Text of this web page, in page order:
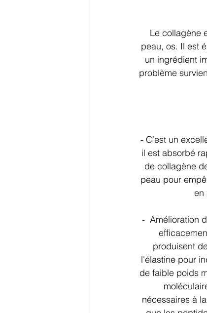
Le collagène
peau, os. Il est
un ingrédient
problème
- C'est un
il est absorbé
de collagène
peau pour
en
-  Amélioration
produisent
l'élastine pour
de faible poids
nécessaires à